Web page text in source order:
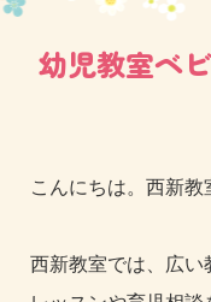
幼児教室ベ
こんにちは。西新教
西新教室では、広い